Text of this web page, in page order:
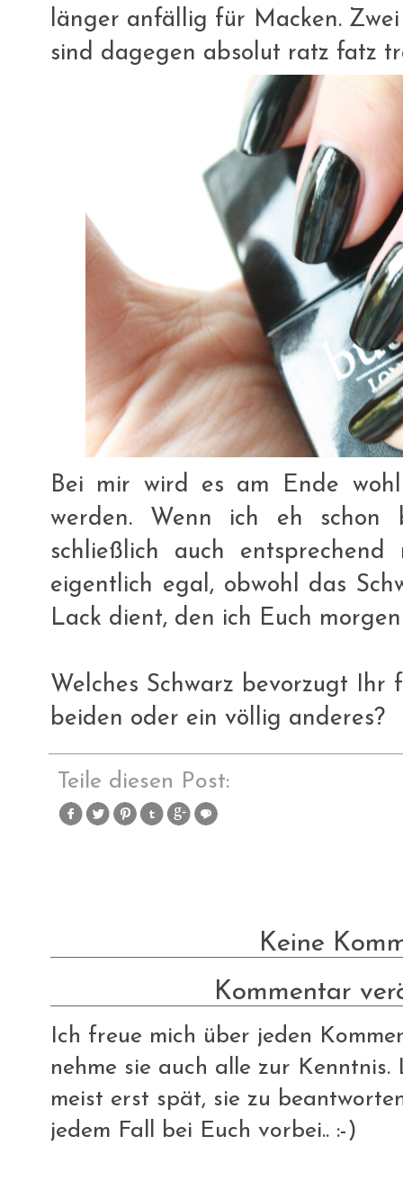
länger anfällig für Macken.
sind dagegen absolut ratz fatz
Bei mir wird es am Ende
werden. Wenn ich eh schon
schließlich auch
eigentlich egal, obwohl das
Lack dient, den ich Euch
Welches Schwarz bevorzugt Ihr
beiden oder ein völlig anderes?
Teile diesen Post:
Keine
Kommentar
Ich freue mich über jeden
nehme sie auch alle zur
meist erst spät, sie zu
jedem Fall bei Euch vorbei.. :-)